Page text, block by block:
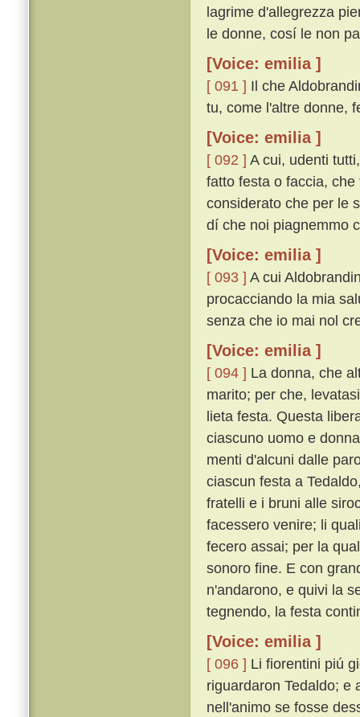
lagrime d'allegrezza
le donne, cosí le non
[Voice: emilia ]
[ 091 ] Il che
tu, come l'altre donne,
[Voice: emilia ]
[ 092 ] A cui, udenti
fatto festa o faccia,
considerato che per le
dí che noi piagnemmo
[Voice: emilia ]
[ 093 ] A cui
procacciando la mia
senza che io mai nol
[Voice: emilia ]
[ 094 ] La donna, che
marito; per che,
lieta festa. Questa
ciascuno uomo e
menti d'alcuni dalle
ciascun festa a
fratelli e i bruni alle
facessero venire; li
fecero assai; per la
sonoro fine. E con
n'andarono, e quivi la
tegnendo, la festa
[Voice: emilia ]
[ 096 ] Li fiorentini piú
riguardaron Tedaldo; e
nell'animo se fosse